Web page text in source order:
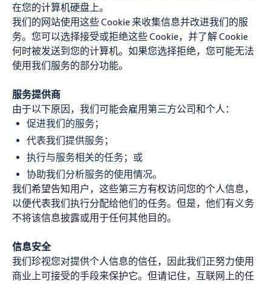
在您的计算机硬盘上。
我们的网站使用这些 Cookie 来收集信息并改进我们的服
务。您可以选择接受或拒绝这些 Cookie，并了解 Cookie
何时被发送到您的计算机。如果您选择拒绝，您可能无法
使用我们服务的部分功能。
服务提供商
由于以下原因，我们可能会雇用第三方公司和个人：
促进我们的服务；
代表我们提供服务；
执行与服务相关的任务；或
协助我们分析服务的使用情况。
我们希望告知用户，这些第三方有权访问您的个人信息，
以便代表我们执行分配给他们的任务。但是，他们有义务
不将该信息披露或用于任何其他目的。
信息安全
我们珍视您对提供个人信息的信任，因此我们正努力使用
商业上可接受的手段来保护它。但请记住，互联网上的任